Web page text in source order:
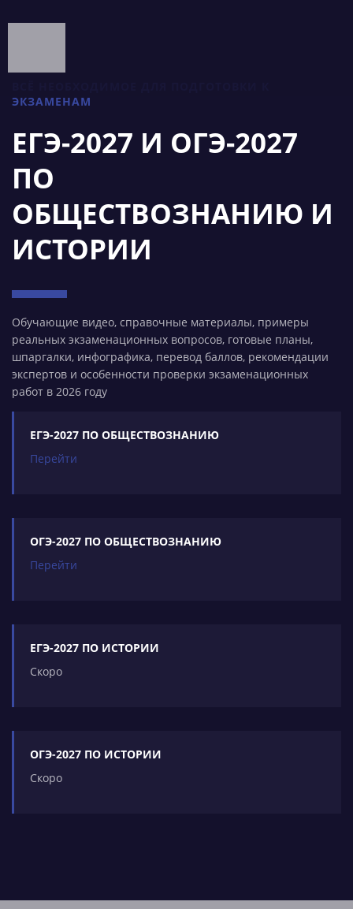
ЭКЗАМЕНАМ
ЕГЭ-2027 И ОГЭ-2027
ПО
ОБЩЕСТВОЗНАНИЮ И
ИСТОРИИ
Обучающие видео, справочные материалы, примеры
реальных экзаменационных вопросов, готовые планы,
шпаргалки, инфографика, перевод баллов, рекомендации
экспертов и особенности проверки экзаменационных
работ в 2026 году
ЕГЭ-2027 ПО ОБЩЕСТВОЗНАНИЮ
Перейти
ОГЭ-2027 ПО ОБЩЕСТВОЗНАНИЮ
Перейти
ЕГЭ-2027 ПО ИСТОРИИ
Скоро
ОГЭ-2027 ПО ИСТОРИИ
Скоро